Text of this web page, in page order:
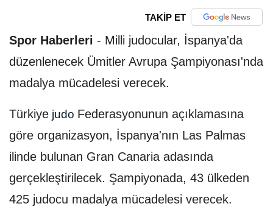
TAKİP ET
Spor Haberleri - Milli judocular, İspanya'da
düzenlenecek Ümitler Avrupa Şampiyonası'nda
madalya mücadelesi verecek.
Türkiye judo Federasyonunun açıklamasına
göre organizasyon, İspanya'nın Las Palmas
ilinde bulunan Gran Canaria adasında
gerçekleştirilecek. Şampiyonada, 43 ülkeden
425 judocu madalya mücadelesi verecek.